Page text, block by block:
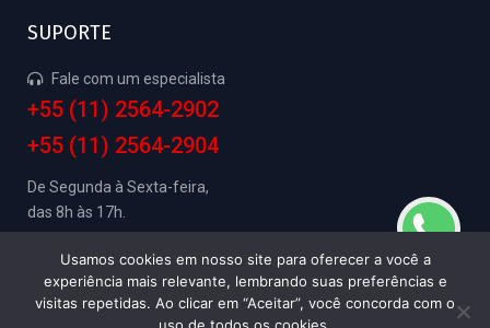
SUPORTE
Fale com um especialista
+55 (11) 2564-2902
+55 (11) 2564-2904
De Segunda à Sexta-feira,
das 8h às 17h.
SAGSE Electronic Service 2024 - Política de
Usamos cookies em nosso site para oferecer a você a
experiência mais relevante, lembrando suas preferências e
visitas repetidas. Ao clicar em “Aceitar”, você concorda com o